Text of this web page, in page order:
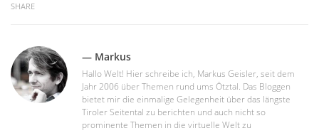
SHARE
— Markus
Hallo Welt! Hier schreibe ich, Markus Geisler, seit dem
Jahr 2006 über Themen rund ums Ötztal. Das Bloggen
bietet mir die einmalige Gelegenheit über das längste
Tiroler Seitental zu berichten und auch nicht so
prominente Themen in die virtuelle Welt zu